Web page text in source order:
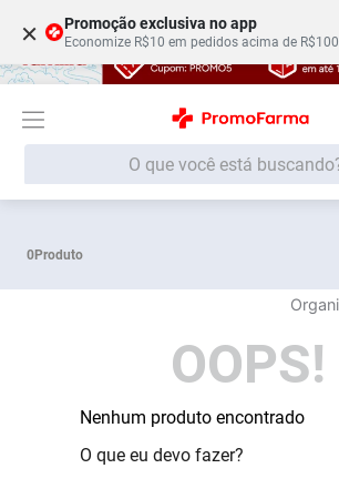
× Promoção exclusiva no app
Economize R$10 em pedidos acima de R$100
O que você está buscando?
0Produto
OOPS!
Nenhum produto encontrado
O que eu devo fazer?
Lenço Umedecido
Fralda G
Shampoo